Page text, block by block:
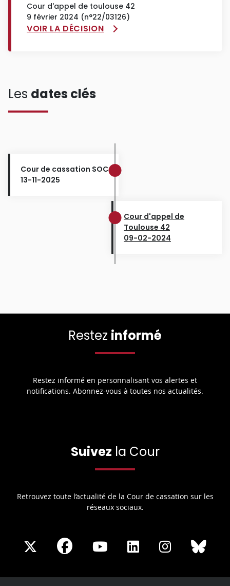
Cour d'appel de toulouse 42
9 février 2024 (n°22/03126)
VOIR LA DÉCISION
Les dates clés
Cour de cassation SOC
13-11-2025
Cour d'appel de
Toulouse 42
09-02-2024
Restez informé
Restez informé en personnalisant vos alertes et
notifications. Abonnez-vous à toutes nos actualités.
Suivez la Cour
Retrouvez toute l’actualité de la Cour de cassation sur les
réseaux sociaux.
Share
X
Share
Facebook
Share
Youtube
Share
LinkedIn
Share
Instagram